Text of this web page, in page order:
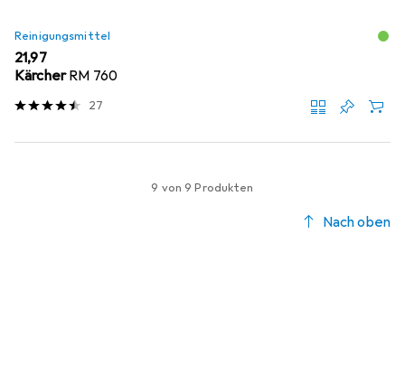
Reinigungsmittel
EUR
21,97
KärcherRM 760
27
9 von 9 Produkten
Nach oben